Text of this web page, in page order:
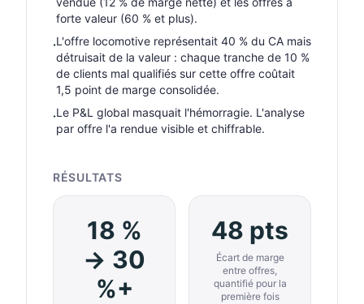
forte valeur (60 % et plus).
·L'offre locomotive représentait 40 % du CA mais
détruisait de la valeur : chaque tranche de 10 %
de clients mal qualifiés sur cette offre coûtait
1,5 point de marge consolidée.
·Le P&L global masquait l'hémorragie. L'analyse
par offre l'a rendue visible et chiffrable.
RÉSULTATS
18 %
→ 30
%+
48 pts
Écart de marge
entre offres,
quantifié pour la
première fois